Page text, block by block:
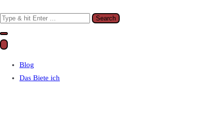
Search
for:
Blog
Das Biete ich